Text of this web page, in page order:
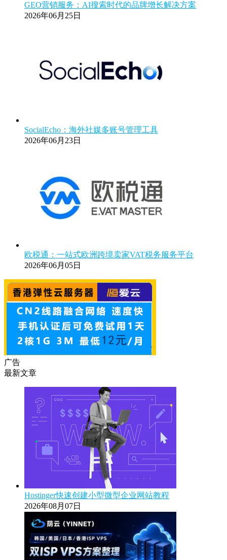
GEO营销服务：AI搜索时代的品牌增长解决方案
2026年06月25日
SocialEcho：海外社媒多账号管理工具
2026年06月23日
欧税通：一站式欧洲跨境卖家VAT税务服务平台
2026年06月05日
广告
最新文章
Hostinger快速创建小型微型企业网站教程
2026年08月07日